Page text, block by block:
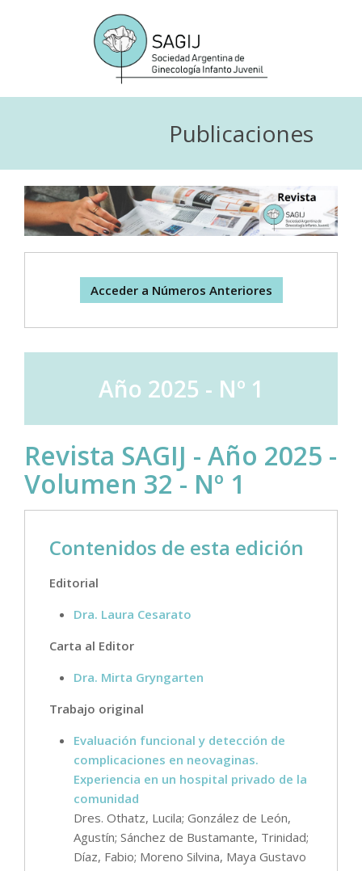
Publicaciones
Acceder a Números Anteriores
Año 2025 - Nº 1
Revista SAGIJ - Año 2025 -
Volumen 32 - Nº 1
Contenidos de esta edición
Editorial
Dra. Laura Cesarato
Carta al Editor
Dra. Mirta Gryngarten
Trabajo original
Evaluación funcional y detección de
complicaciones en neovaginas.
Experiencia en un hospital privado de la
comunidad
Dres. Othatz, Lucila; González de León,
Agustín; Sánchez de Bustamante, Trinidad;
Díaz, Fabio; Moreno Silvina, Maya Gustavo